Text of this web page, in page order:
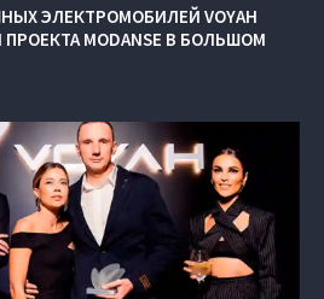
ЭЛЕКТРОМОБИЛЕЙ VOYAH
MODANSE В БОЛЬШОМ